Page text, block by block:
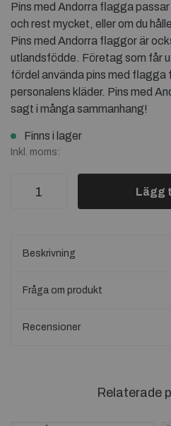
Pins med Andorra flagga
och rest mycket, eller om du
Pins med Andorra flaggor är
utlandsfödde. Företag som får
fördel använda pins med flagga
personalens kläder. Pins med
sagt i många sammanhang!
Finns i lager
Inkl. moms:
Lägg
Beskrivning
Fråga om produkt
Recensioner
Relaterade